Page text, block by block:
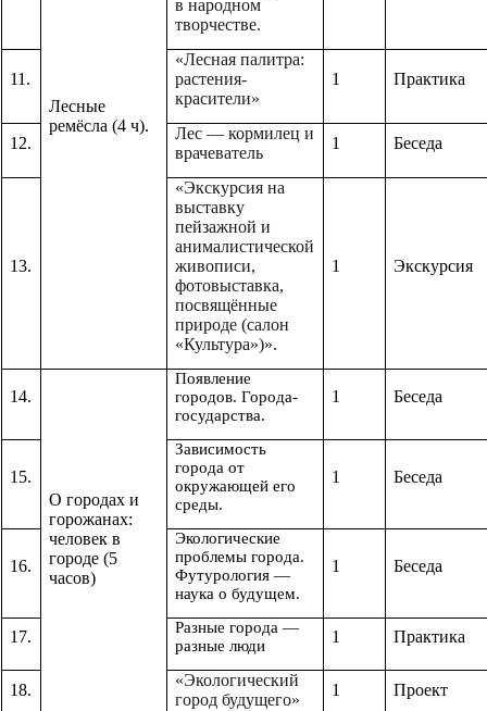
Лесные
ремёсла (4 ч).
в народном
творчестве.
11.
«Лесная палитра:
растения-
красители»
1 Практика
12.
Лес — кормилец и
врачеватель
1 Беседа
13.
«Экскурсия на
выставку
пейзажной и
анималистической
живописи,
фотовыставка,
посвящённые
природе (салон
«Культура»)».
1 Экскурсия
14.
О городах и
горожанах:
человек в
городе (5
часов)
Появление
городов. Города-
государства.
1 Беседа
15.
Зависимость
города от
окружающей его
среды.
1 Беседа
16.
Экологические
проблемы города.
Футурология —
наука о будущем.
1 Беседа
17.
Разные города —
разные люди
1 Практика
18.
«Экологический
город будущего»
1 Проект